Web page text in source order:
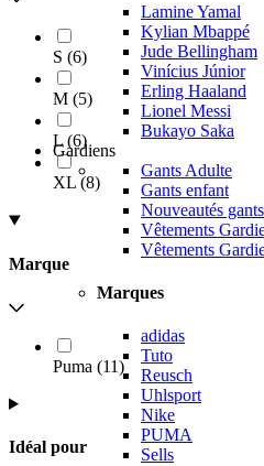
Lamine Yamal
Kylian Mbappé
Jude Bellingham
Vinícius Júnior
Erling Haaland
Lionel Messi
Bukayo Saka
Gardiens
Gants Adulte
Gants enfant
Nouveautés gants
Vêtements
Vêtements
Marques
adidas
Tuto
Reusch
Uhlsport
Nike
PUMA
Sells
S (6)
M (5)
L (6)
XL (8)
Marque
Puma (11)
Idéal pour